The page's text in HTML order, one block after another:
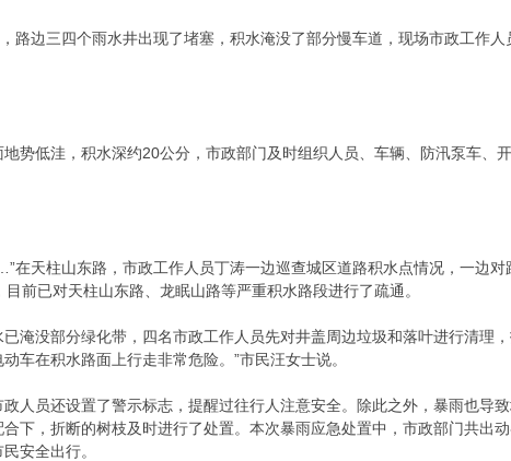
路边三四个雨水井出现了堵塞，积水淹没了部分慢车道，现场市政工作
势低洼，积水深约20公分，市政部门及时组织人员、车辆、防汛泵车、
在天柱山东路，市政工作人员丁涛一边巡查城区道路积水点情况，一边
前已对天柱山东路、龙眠山路等严重积水路段进行了疏通。
淹没部分绿化带，四名市政工作人员先对井盖周边垃圾和落叶进行清理
车在积水路面上行走非常危险。”市民汪女士说。
人员还设置了警示标志，提醒过往行人注意安全。除此之外，暴雨也导
下，折断的树枝及时进行了处置。本次暴雨应急处置中，市政部门共出
安全出行。